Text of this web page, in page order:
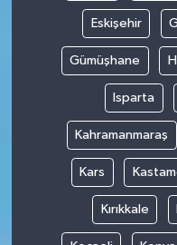
Eskişehir
Gümüşhane
Isparta
Kahramanmaraş
Kars
Kırıkkale